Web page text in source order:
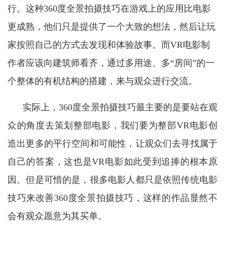
行。这种360度全景拍摄技巧在游戏上的应用比电影
更成熟，他们只是提供了一个大致的想法，然后让玩
家按照自己的方式去发现和体验故事。而VR电影制
作者应该向建筑师看齐，通过多用途、多“房间”的一
个整体的有机结构的搭建，来与观众进行交流。
实际上，360度全景拍摄技巧最主要的是要站在观
众的角度去策划整部电影，我们要为整部VR电影创
造出更多的平行空间和可能性，让观众们去寻找属于
自己的答案，这也是VR电影如此受到追捧的根本原
因。但是可惜的是，很多电影人都只是依照传统电影
技巧来改善360度全景拍摄技巧，这样的作品显然不
会有观众愿意为其买单。